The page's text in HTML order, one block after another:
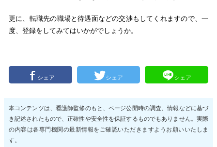
更に、転職先の職場と待遇面などの交渉もしてくれますので、一
度、登録をしてみてはいかがでしょうか。
シェア シェア シェア
本コンテンツは、看護師監修のもと、ページ公開時の調査、情報などに基づ
き記述されたもので、正確性や安全性を保証するものでもありません。実際
の内容は各専門機関の最新情報をご確認いただきますようお願いいたしま
す。